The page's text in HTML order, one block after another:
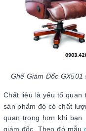
Ghế Giám Đốc
Chất liệu là yếu tố quan
sản phẩm đó có chất
quan trọng hơn khi
giám đốc. Theo đó mẫu